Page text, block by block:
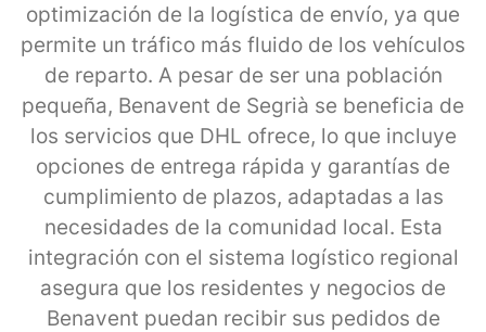
optimización de la logística de envío, ya que
permite un tráfico más fluido de los vehículos
de reparto. A pesar de ser una población
pequeña, Benavent de Segrià se beneficia de
los servicios que DHL ofrece, lo que incluye
opciones de entrega rápida y garantías de
cumplimiento de plazos, adaptadas a las
necesidades de la comunidad local. Esta
integración con el sistema logístico regional
asegura que los residentes y negocios de
Benavent puedan recibir sus pedidos de